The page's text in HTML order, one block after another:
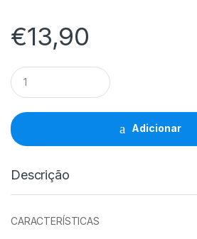
€13,90
Toner
Comp.
HP
CB540A/CE320A/CF210X/CF210A
BK
-
125A/128A/131X/131A
Adicionar
Descrição
CARACTERÍSTICAS